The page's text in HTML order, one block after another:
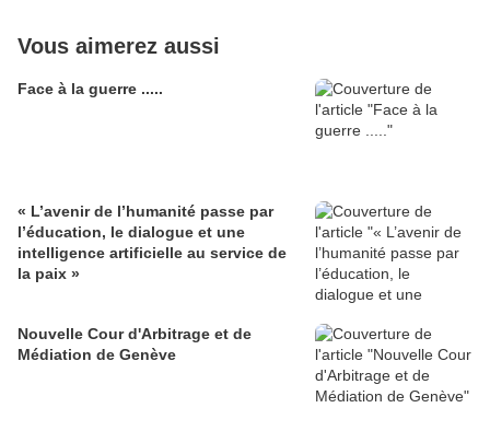
Vous aimerez aussi
Face à la guerre .....
« L’avenir de l’humanité passe par
l’éducation, le dialogue et une
intelligence artificielle au service de
la paix »
Nouvelle Cour d'Arbitrage et de
Médiation de Genève